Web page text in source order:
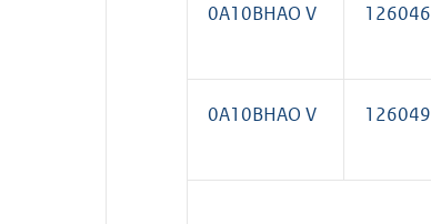
0A10BHAO V 126046
0A10BHAO V 126049